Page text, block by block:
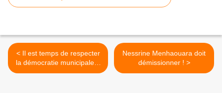
< Il est temps de respecter
la démocratie municipale à
Bezons !
Nessrine Menhaouara doit
démissionner ! >